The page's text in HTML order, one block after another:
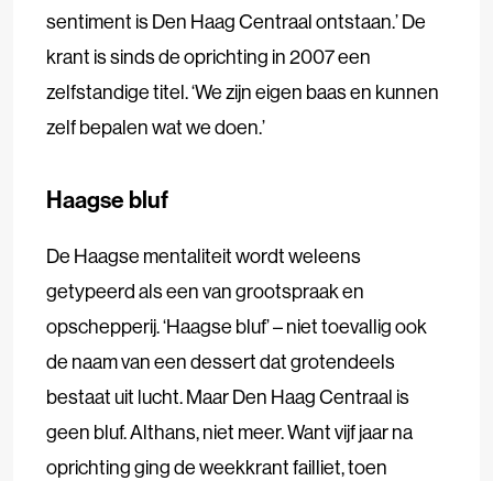
sentiment is Den Haag Centraal ontstaan.’ De
krant is sinds de oprichting in 2007 een
zelfstandige titel. ‘We zijn eigen baas en kunnen
zelf bepalen wat we doen.’
Haagse bluf
De Haagse mentaliteit wordt weleens
getypeerd als een van grootspraak en
opschepperij. ‘Haagse bluf’ – niet toevallig ook
de naam van een dessert dat grotendeels
bestaat uit lucht. Maar Den Haag Centraal is
geen bluf. Althans, niet meer. Want vijf jaar na
oprichting ging de weekkrant failliet, toen